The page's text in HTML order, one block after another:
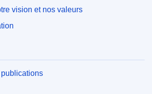
vision et nos valeurs